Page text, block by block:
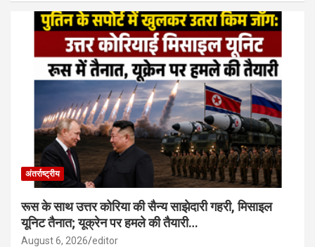
अंतर्राष्ट्रीय
रूस के साथ उत्तर कोरिया की सैन्य साझेदारी गहरी, मिसाइल
यूनिट तैनात; यूक्रेन पर हमले की तैयारी…
August 6, 2026 editor